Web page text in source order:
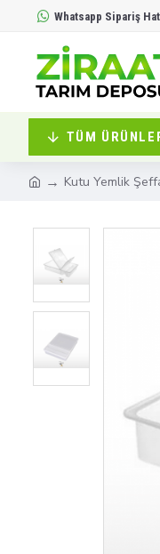
Whatsapp Sipariş
TÜM
Kutu Yemlik